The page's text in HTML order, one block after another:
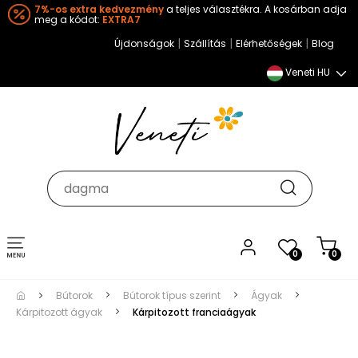
7%-os extra kedvezménya teljes választékra. A kosárban adja
meg a kódot: EXTRA7
Újdonságok | Szállítás | Elérhetőségek | Blog
Veneti HU
0 0
Toggle
navigation
Bútorok Bútorok típus szerint
Ágyak
Kárpitozott ágyak
Kárpitozott franciaágyak